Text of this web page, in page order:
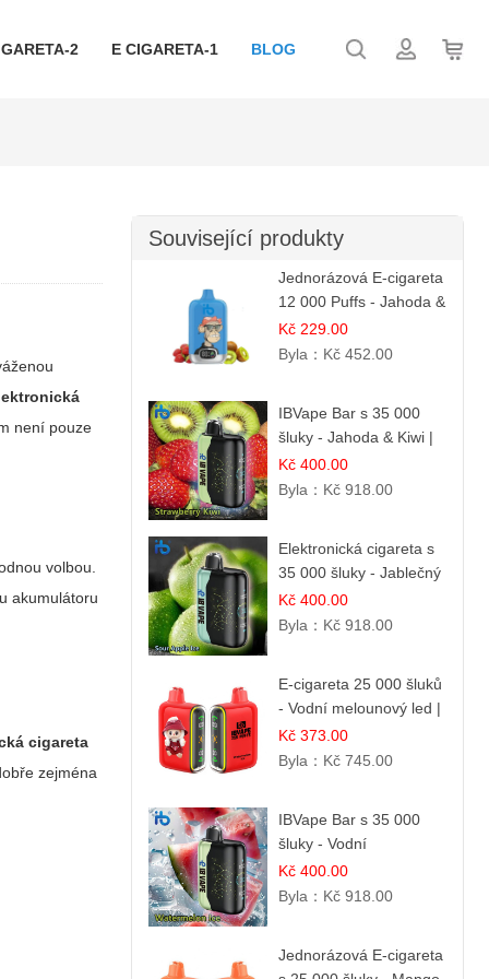
2 E CIGARETA-1 BLOG
není pouze
volbou.
akumulátoru
cigareta
zejména
Související produkty
Jednorázová E-cigareta
12 000 Puffs - Jahoda &
Kiwi
Kč 229.00
Byla： Kč 452.00
IBVape Bar s 35 000
šluky - Jahoda & Kiwi |
Osvěžující ovocná
směs
Kč 400.00
Byla： Kč 918.00
Elektronická cigareta s
35 000 šluky - Jablečný
kyselý led | Osvěžující
kyselá jablka
Kč 400.00
Byla： Kč 918.00
E-cigareta 25 000 šluků
- Vodní melounový led |
Osvěžující letní příchuť
Kč 373.00
Byla： Kč 745.00
IBVape Bar s 35 000
šluky - Vodní
melounový led |
Osvěžující letní příchuť
Kč 400.00
Byla： Kč 918.00
Jednorázová E-cigareta